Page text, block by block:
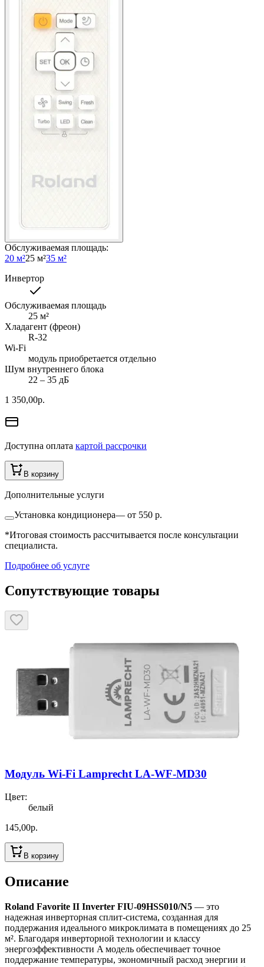
Обслуживаемая площадь:
20 м²25 м²35 м²
Инвертор
Обслуживаемая площадь
25 м²
Хладагент (фреон)
R-32
Wi-Fi
модуль приобретается отдельно
Шум внутреннего блока
22 ‒ 35 дБ
1 350,00р.
Доступна оплата картой рассрочки
В корзину
Дополнительные услуги
Установка кондиционера— от 550 р.
*Итоговая стоимость рассчитывается после консультации
специалиста.
Подробнее об услуге
Сопутствующие товары
Модуль Wi-Fi Lamprecht LA-WF-MD30
Цвет:
белый
145,00р.
В корзину
Описание
Roland Favorite II Inverter FIU-09HSS010/N5 — это
надежная инверторная сплит-система, созданная для
поддержания идеального микроклимата в помещениях до 25
м². Благодаря инверторной технологии и классу
энергоэффективности A модель обеспечивает точное
поддержание температуры, экономичный расход энергии и